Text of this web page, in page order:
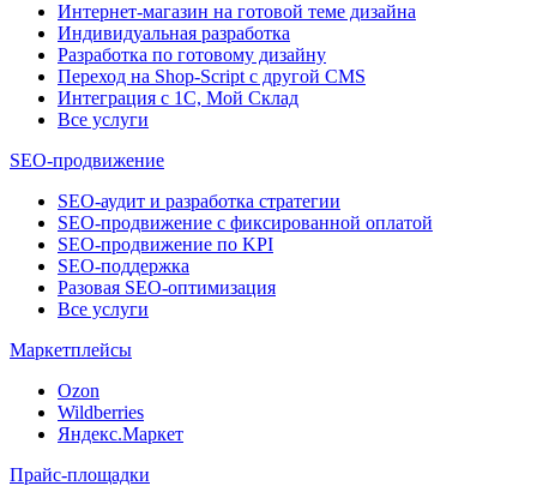
Интернет-магазин на готовой теме дизайна
Индивидуальная разработка
Разработка по готовому дизайну
Переход на Shop-Script с другой CMS
Интеграция с 1С, Мой Склад
Все услуги
SEO-продвижение
SEO-аудит и разработка стратегии
SEO-продвижение с фиксированной оплатой
SEO-продвижение по KPI
SEO-поддержка
Разовая SEO-оптимизация
Все услуги
Маркетплейсы
Ozon
Wildberries
Яндекс.Маркет
Прайс-площадки